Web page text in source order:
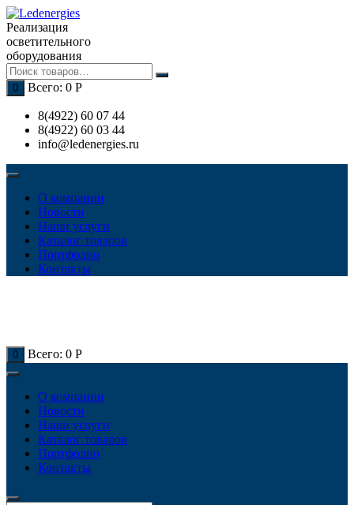
Перейти
к
содержимому
Реализация
осветительного
оборудования
0 Всего: 0 Р
8(4922) 60 07 44
8(4922) 60 03 44
info@ledenergies.ru
О компании
Новости
Наши услуги
Каталог товаров
Портфолио
Контакты
0 Всего: 0 Р
О компании
Новости
Наши услуги
Каталог товаров
Портфолио
Контакты